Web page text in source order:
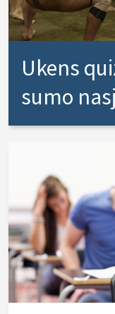
Ukens
sumo